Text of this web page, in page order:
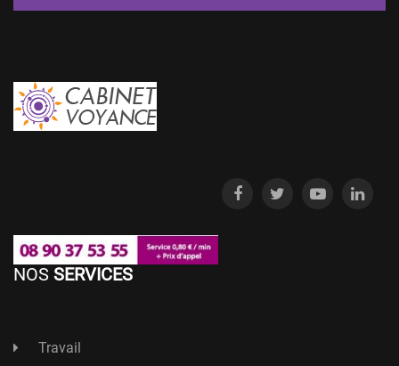
NOS SERVICES
Travail